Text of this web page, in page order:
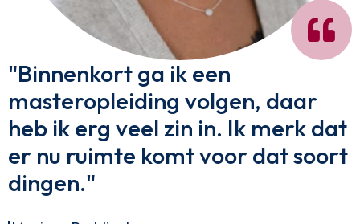
"Binnenkort ga ik een
masteropleiding volgen, daar
heb ik erg veel zin in. Ik merk dat
er nu ruimte komt voor dat soort
dingen."